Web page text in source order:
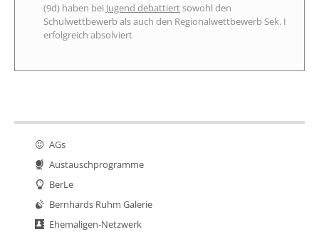
(9d) haben bei Jugend debattiertsowohl den
Schulwettbewerb als auch den Regionalwettbewerb Sek. I
erfolgreich absolviert
AGs
Austauschprogramme
BerLe
Bernhards Ruhm Galerie
Ehemaligen-Netzwerk